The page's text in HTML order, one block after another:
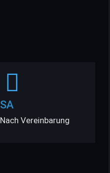
SA
Nach Vereinbarung